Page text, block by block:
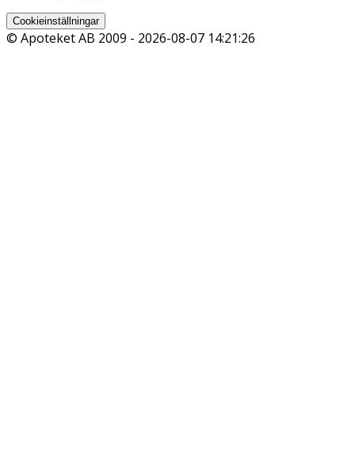
Cookieinställningar
© Apoteket AB 2009 - 2026-08-07 14:21:26